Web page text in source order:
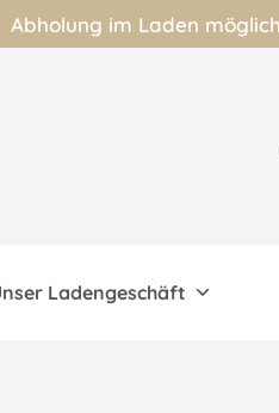
Abholung im Laden möglich
Ladengeschäft